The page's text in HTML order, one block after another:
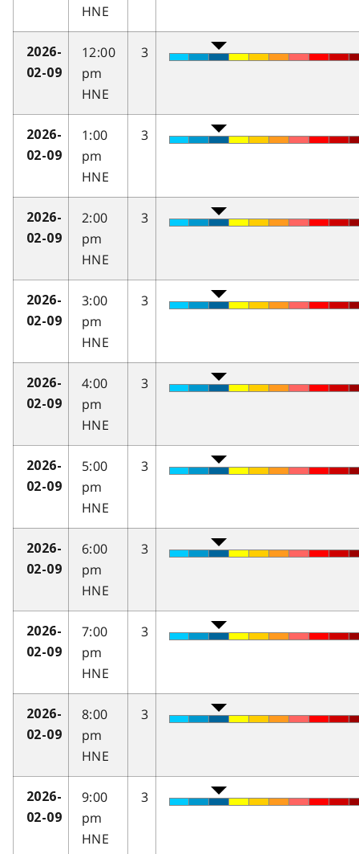
HNE
2026-
02-09
12:00
pm
HNE
3
2026-
02-09
1:00
pm
HNE
3
2026-
02-09
2:00
pm
HNE
3
2026-
02-09
3:00
pm
HNE
3
2026-
02-09
4:00
pm
HNE
3
2026-
02-09
5:00
pm
HNE
3
2026-
02-09
6:00
pm
HNE
3
2026-
02-09
7:00
pm
HNE
3
2026-
02-09
8:00
pm
HNE
3
2026-
02-09
9:00
pm
HNE
3